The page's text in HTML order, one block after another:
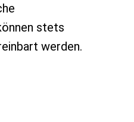
stets
werden.